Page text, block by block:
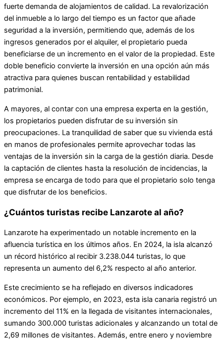
fuerte demanda de alojamientos de calidad. La revalorización
del inmueble a lo largo del tiempo es un factor que añade
seguridad a la inversión, permitiendo que, además de los
ingresos generados por el alquiler, el propietario pueda
beneficiarse de un incremento en el valor de la propiedad. Este
doble beneficio convierte la inversión en una opción aún más
atractiva para quienes buscan rentabilidad y estabilidad
patrimonial.
A mayores, al contar con una empresa experta en la gestión,
los propietarios pueden disfrutar de su inversión sin
preocupaciones. La tranquilidad de saber que su vivienda está
en manos de profesionales permite aprovechar todas las
ventajas de la inversión sin la carga de la gestión diaria. Desde
la captación de clientes hasta la resolución de incidencias, la
empresa se encarga de todo para que el propietario solo tenga
que disfrutar de los beneficios.
¿Cuántos turistas recibe Lanzarote al año?
Lanzarote ha experimentado un notable incremento en la
afluencia turística en los últimos años. En 2024, la isla alcanzó
un récord histórico al recibir 3.238.044 turistas, lo que
representa un aumento del 6,2% respecto al año anterior.
Este crecimiento se ha reflejado en diversos indicadores
económicos. Por ejemplo, en 2023, esta isla canaria registró un
incremento del 11% en la llegada de visitantes internacionales,
sumando 300.000 turistas adicionales y alcanzando un total de
2,69 millones de visitantes. Además, entre enero y noviembre